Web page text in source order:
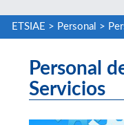
ETSIAE > Personal >
Personal
Servicios